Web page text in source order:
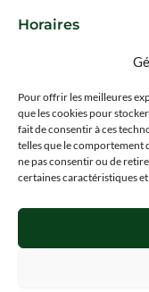
Pour offrir les meilleures
que les cookies pour
fait de consentir à ces
telles que le comportement
ne pas consentir ou de
certaines caractéristiques
Horaires
Lundi au samedi :
Mentions légales
Politique de
Blog